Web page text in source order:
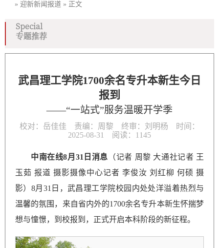
» 迎新新闻报道 » 正文
Special
专题推荐
武昌理工学院1700余名专升本新生今日
报到
——“一站式”服务温暖开学季
校对：岳佳佳 责编：周黎 终审：刘明杨 时间：
2025-08-31 阅读：
1145
中南在线8月31日消息 （记者 周黎 大通社记者 王
玉茹 报道 摄影摄像中心记者 李俊汝 刘红柳 何硕 摄
影）8月31日，武昌理工学院校园内处处洋溢着热烈与
温馨的氛围，来自省内外的1700余名专升本新生怀揣梦
想与憧憬，到校报到，正式开启本科阶段的新征程。